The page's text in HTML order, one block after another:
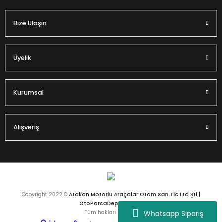
Whatsapp Sipariş
Gönder
Bize Ulaşın
Üyelik
Kurumsal
Alışveriş
Copyright 2022 © Atakan Motorlu Araçalar Otom.San.Tic.Ltd.Şti |
OtoParcaDeposu.com
Tüm hakları saklıdır.